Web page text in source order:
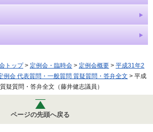
トップ> 定例会・臨時会 > 定例会概要 > 平成31年2
例会 代表質問・一般質問 質疑質問・答弁全文 > 平成
疑質問・答弁全文（藤井健志議員）
ページの先頭へ戻る